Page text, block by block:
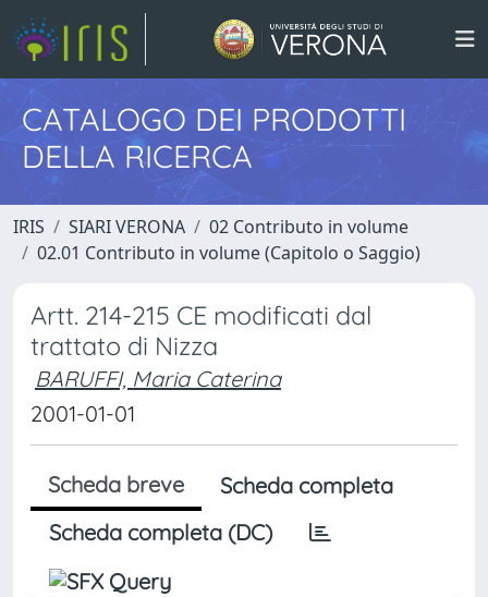
CATALOGO DEI PRODOTTI
DELLA RICERCA
IRIS SIARI VERONA
02 Contributo in volume
02.01 Contributo in volume (Capitolo o Saggio)
Artt. 214-215 CE modificati dal
trattato di Nizza
BARUFFI, Maria Caterina
2001-01-01
Scheda breve
Scheda completa
Scheda completa (DC)